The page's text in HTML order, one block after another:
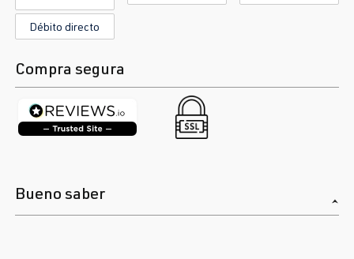
Débito directo
Compra segura
Bueno saber